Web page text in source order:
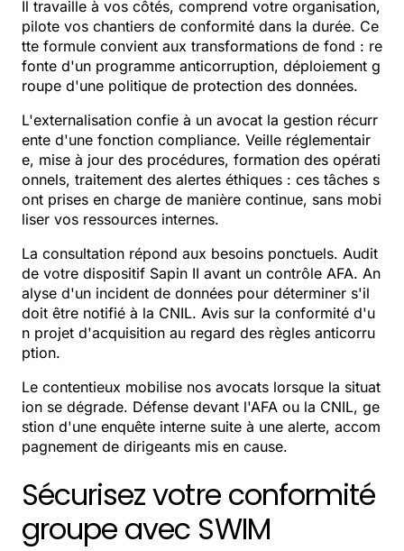
Il travaille à vos côtés, comprend votre organisation,
pilote vos chantiers de conformité dans la durée. Ce
tte formule convient aux transformations de fond : re
fonte d'un programme anticorruption, déploiement g
roupe d'une politique de protection des données.
L'externalisation confie à un avocat la gestion récurr
ente d'une fonction compliance. Veille réglementair
e, mise à jour des procédures, formation des opérati
onnels, traitement des alertes éthiques : ces tâches s
ont prises en charge de manière continue, sans mobi
liser vos ressources internes.
La consultation répond aux besoins ponctuels. Audit
de votre dispositif Sapin II avant un contrôle AFA. An
alyse d'un incident de données pour déterminer s'il
doit être notifié à la CNIL. Avis sur la conformité d'u
n projet d'acquisition au regard des règles anticorru
ption.
Le contentieux mobilise nos avocats lorsque la situat
ion se dégrade. Défense devant l'AFA ou la CNIL, ge
stion d'une enquête interne suite à une alerte, accom
pagnement de dirigeants mis en cause.
Sécurisez votre conformité
groupe avec SWIM